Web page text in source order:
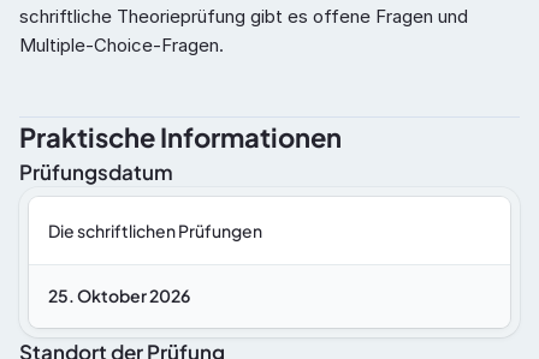
schriftliche Theorieprüfung gibt es offene Fragen und
Multiple-Choice-Fragen.
Praktische Informationen
Prüfungsdatum
Die schriftlichen Prüfungen
25. Oktober 2026
Standort der Prüfung